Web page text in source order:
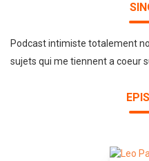
Podcast intimiste totalement
sujets qui me tiennent a coeur